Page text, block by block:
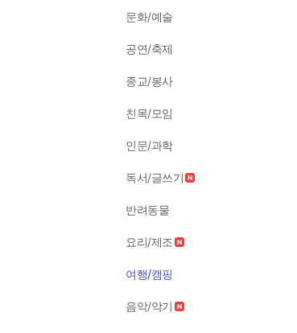
문화/예술
공연/축제
종교/봉사
친목/모임
인문/과학
독서/글쓰기
반려동물
요리/제조
여행/캠핑
음악/악기